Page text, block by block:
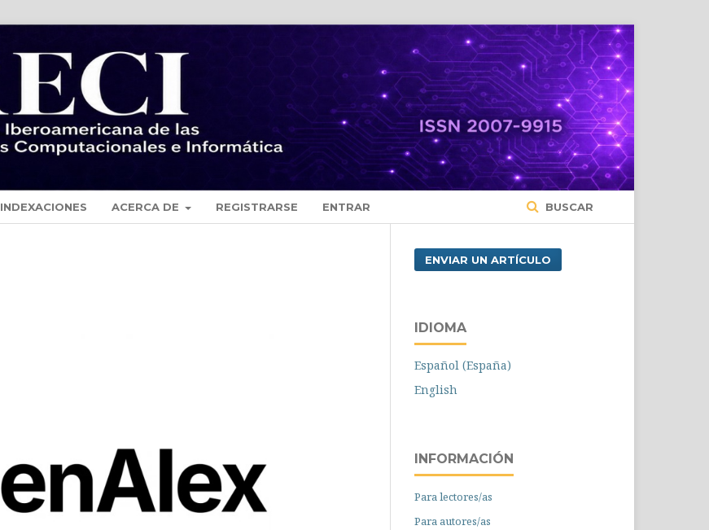
INDEXACIONES ACERCA DE REGISTRARSE ENTRAR BUSCAR
ENVIAR UN ARTÍCULO
IDIOMA
Español (España)
English
INFORMACIÓN
Para lectores/as
Para autores/as